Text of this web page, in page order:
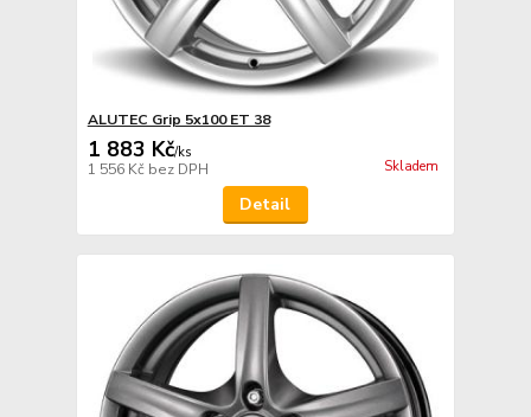
ALUTEC Grip 5x100 ET 38
1 883 Kč/ks
1 556 Kč bez DPH Skladem
Detail